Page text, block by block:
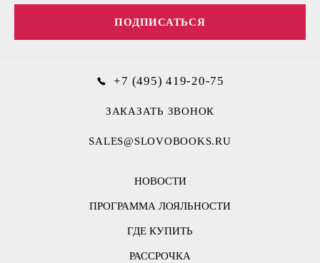
НОВОСТИ
ПРОГРАММА ЛОЯЛЬНОСТИ
ГДЕ КУПИТЬ
РАССРОЧКА
ПОДПИСАТЬСЯ
+7 (495) 419-20-75
ЗАКАЗАТЬ ЗВОНОК
SALES@SLOVOBOOKS.RU